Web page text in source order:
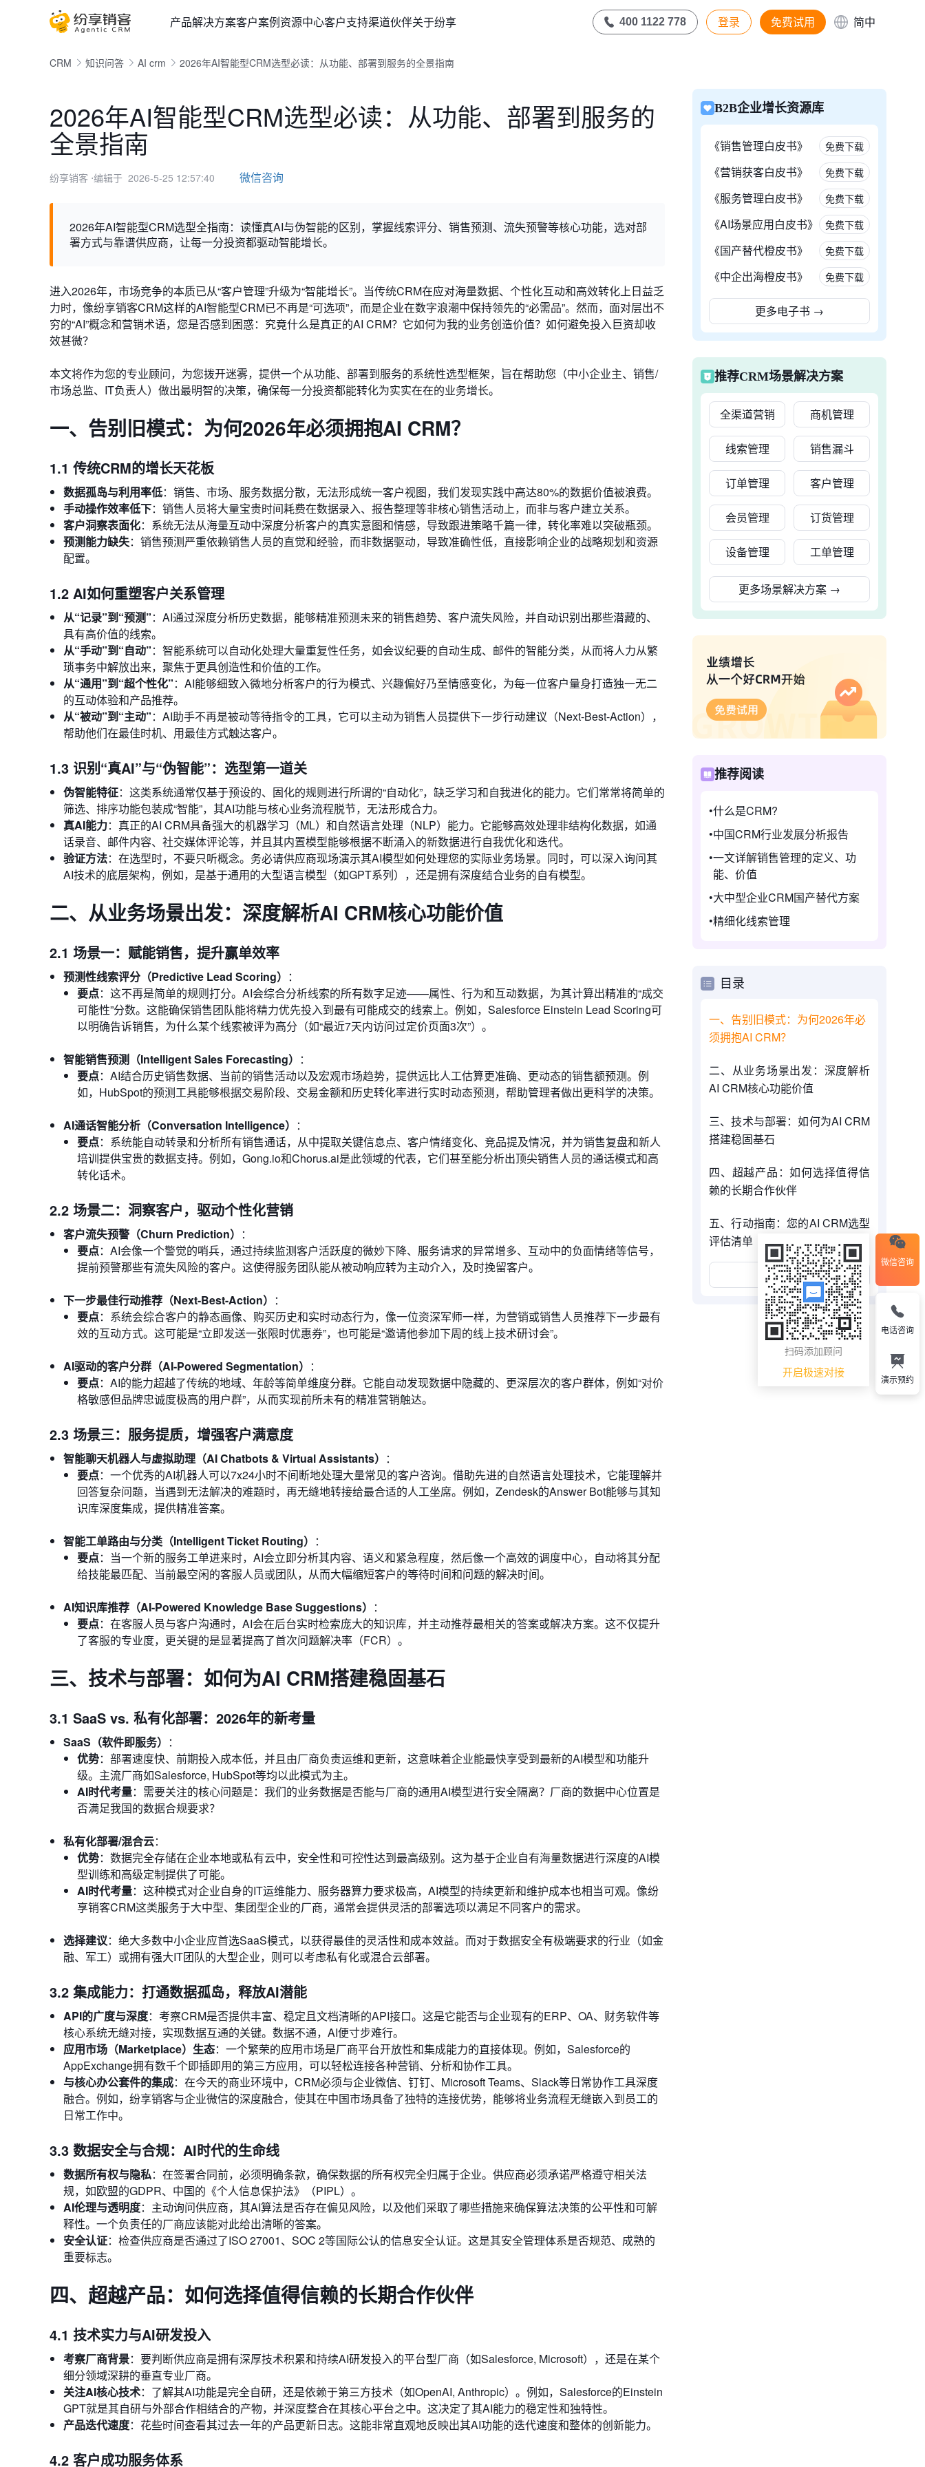
产品解决方案客户案例资源中心客户支持渠道伙伴关于纷享 400 1122 778 登录 免费试用 简中
CRM 知识问答 AI crm 2026年AI智能型CRM选型必读：从功能、部署到服务的全景指南
2026年AI智能型CRM选型必读：从功能、部署到服务的
全景指南
纷享销客 ⋅编辑于 2026-5-25 12:57:40 微信咨询
2026年AI智能型CRM选型全指南：读懂真AI与伪智能的区别，掌握线索评分、销售预测、流失预警等核心功能，选对部
署方式与靠谱供应商，让每一分投资都驱动智能增长。
进入2026年，市场竞争的本质已从“客户管理”升级为“智能增长”。当传统CRM在应对海量数据、个性化互动和高效转化上日益乏
力时，像纷享销客CRM这样的AI智能型CRM已不再是“可选项”，而是企业在数字浪潮中保持领先的“必需品”。然而，面对层出不
穷的“AI”概念和营销术语，您是否感到困惑：究竟什么是真正的AI CRM？它如何为我的业务创造价值？如何避免投入巨资却收
效甚微？
本文将作为您的专业顾问，为您拨开迷雾，提供一个从功能、部署到服务的系统性选型框架，旨在帮助您（中小企业主、销售/
市场总监、IT负责人）做出最明智的决策，确保每一分投资都能转化为实实在在的业务增长。
一、告别旧模式：为何2026年必须拥抱AI CRM？
1.1 传统CRM的增长天花板
数据孤岛与利用率低：销售、市场、服务数据分散，无法形成统一客户视图，我们发现实践中高达80%的数据价值被浪费。
手动操作效率低下：销售人员将大量宝贵时间耗费在数据录入、报告整理等非核心销售活动上，而非与客户建立关系。
客户洞察表面化：系统无法从海量互动中深度分析客户的真实意图和情感，导致跟进策略千篇一律，转化率难以突破瓶颈。
预测能力缺失：销售预测严重依赖销售人员的直觉和经验，而非数据驱动，导致准确性低，直接影响企业的战略规划和资源
配置。
1.2 AI如何重塑客户关系管理
从“记录”到“预测”：AI通过深度分析历史数据，能够精准预测未来的销售趋势、客户流失风险，并自动识别出那些潜藏的、
具有高价值的线索。
从“手动”到“自动”：智能系统可以自动化处理大量重复性任务，如会议纪要的自动生成、邮件的智能分类，从而将人力从繁
琐事务中解放出来，聚焦于更具创造性和价值的工作。
从“通用”到“超个性化”：AI能够细致入微地分析客户的行为模式、兴趣偏好乃至情感变化，为每一位客户量身打造独一无二
的互动体验和产品推荐。
从“被动”到“主动”：AI助手不再是被动等待指令的工具，它可以主动为销售人员提供下一步行动建议（Next-Best-Action），
帮助他们在最佳时机、用最佳方式触达客户。
1.3 识别“真AI”与“伪智能”：选型第一道关
伪智能特征：这类系统通常仅基于预设的、固化的规则进行所谓的“自动化”，缺乏学习和自我进化的能力。它们常常将简单的
筛选、排序功能包装成“智能”，其AI功能与核心业务流程脱节，无法形成合力。
真AI能力：真正的AI CRM具备强大的机器学习（ML）和自然语言处理（NLP）能力。它能够高效处理非结构化数据，如通
话录音、邮件内容、社交媒体评论等，并且其内置模型能够根据不断涌入的新数据进行自我优化和迭代。
验证方法：在选型时，不要只听概念。务必请供应商现场演示其AI模型如何处理您的实际业务场景。同时，可以深入询问其
AI技术的底层架构，例如，是基于通用的大型语言模型（如GPT系列），还是拥有深度结合业务的自有模型。
二、从业务场景出发：深度解析AI CRM核心功能价值
2.1 场景一：赋能销售，提升赢单效率
预测性线索评分（Predictive Lead Scoring） ：
要点：这不再是简单的规则打分。AI会综合分析线索的所有数字足迹——属性、行为和互动数据，为其计算出精准的“成交
可能性”分数。这能确保销售团队能将精力优先投入到最有可能成交的线索上。例如，Salesforce Einstein Lead Scoring可
以明确告诉销售，为什么某个线索被评为高分（如“最近7天内访问过定价页面3次”）。
智能销售预测（Intelligent Sales Forecasting） ：
要点：AI结合历史销售数据、当前的销售活动以及宏观市场趋势，提供远比人工估算更准确、更动态的销售额预测。例
如，HubSpot的预测工具能够根据交易阶段、交易金额和历史转化率进行实时动态预测，帮助管理者做出更科学的决策。
AI通话智能分析（Conversation Intelligence） ：
要点：系统能自动转录和分析所有销售通话，从中提取关键信息点、客户情绪变化、竞品提及情况，并为销售复盘和新人
培训提供宝贵的数据支持。例如，Gong.io和Chorus.ai是此领域的代表，它们甚至能分析出顶尖销售人员的通话模式和高
转化话术。
2.2 场景二：洞察客户，驱动个性化营销
客户流失预警（Churn Prediction） ：
要点：AI会像一个警觉的哨兵，通过持续监测客户活跃度的微妙下降、服务请求的异常增多、互动中的负面情绪等信号，
提前预警那些有流失风险的客户。这使得服务团队能从被动响应转为主动介入，及时挽留客户。
下一步最佳行动推荐（Next-Best-Action） ：
要点：系统会综合客户的静态画像、购买历史和实时动态行为，像一位资深军师一样，为营销或销售人员推荐下一步最有
效的互动方式。这可能是“立即发送一张限时优惠券”，也可能是“邀请他参加下周的线上技术研讨会”。
AI驱动的客户分群（AI-Powered Segmentation） ：
要点：AI的能力超越了传统的地域、年龄等简单维度分群。它能自动发现数据中隐藏的、更深层次的客户群体，例如“对价
格敏感但品牌忠诚度极高的用户群”，从而实现前所未有的精准营销触达。
2.3 场景三：服务提质，增强客户满意度
智能聊天机器人与虚拟助理（AI Chatbots & Virtual Assistants） ：
要点：一个优秀的AI机器人可以7x24小时不间断地处理大量常见的客户咨询。借助先进的自然语言处理技术，它能理解并
回答复杂问题，当遇到无法解决的难题时，再无缝地转接给最合适的人工坐席。例如，Zendesk的Answer Bot能够与其知
识库深度集成，提供精准答案。
智能工单路由与分类（Intelligent Ticket Routing） ：
要点：当一个新的服务工单进来时，AI会立即分析其内容、语义和紧急程度，然后像一个高效的调度中心，自动将其分配
给技能最匹配、当前最空闲的客服人员或团队，从而大幅缩短客户的等待时间和问题的解决时间。
AI知识库推荐（AI-Powered Knowledge Base Suggestions） ：
要点：在客服人员与客户沟通时，AI会在后台实时检索庞大的知识库，并主动推荐最相关的答案或解决方案。这不仅提升
了客服的专业度，更关键的是显著提高了首次问题解决率（FCR）。
三、技术与部署：如何为AI CRM搭建稳固基石
3.1 SaaS vs. 私有化部署：2026年的新考量
SaaS（软件即服务） ：
优势：部署速度快、前期投入成本低，并且由厂商负责运维和更新，这意味着企业能最快享受到最新的AI模型和功能升
级。主流厂商如Salesforce, HubSpot等均以此模式为主。
AI时代考量：需要关注的核心问题是：我们的业务数据是否能与厂商的通用AI模型进行安全隔离？厂商的数据中心位置是
否满足我国的数据合规要求？
私有化部署/混合云：
优势：数据完全存储在企业本地或私有云中，安全性和可控性达到最高级别。这为基于企业自有海量数据进行深度的AI模
型训练和高级定制提供了可能。
AI时代考量：这种模式对企业自身的IT运维能力、服务器算力要求极高，AI模型的持续更新和维护成本也相当可观。像纷
享销客CRM这类服务于大中型、集团型企业的厂商，通常会提供灵活的部署选项以满足不同客户的需求。
选择建议：绝大多数中小企业应首选SaaS模式，以获得最佳的灵活性和成本效益。而对于数据安全有极端要求的行业（如金
融、军工）或拥有强大IT团队的大型企业，则可以考虑私有化或混合云部署。
3.2 集成能力：打通数据孤岛，释放AI潜能
API的广度与深度：考察CRM是否提供丰富、稳定且文档清晰的API接口。这是它能否与企业现有的ERP、OA、财务软件等
核心系统无缝对接，实现数据互通的关键。数据不通，AI便寸步难行。
应用市场（Marketplace）生态：一个繁荣的应用市场是厂商平台开放性和集成能力的直接体现。例如，Salesforce的
AppExchange拥有数千个即插即用的第三方应用，可以轻松连接各种营销、分析和协作工具。
与核心办公套件的集成：在今天的商业环境中，CRM必须与企业微信、钉钉、Microsoft Teams、Slack等日常协作工具深度
融合。例如，纷享销客与企业微信的深度融合，使其在中国市场具备了独特的连接优势，能够将业务流程无缝嵌入到员工的
日常工作中。
3.3 数据安全与合规：AI时代的生命线
数据所有权与隐私：在签署合同前，必须明确条款，确保数据的所有权完全归属于企业。供应商必须承诺严格遵守相关法
规，如欧盟的GDPR、中国的《个人信息保护法》（PIPL）。
AI伦理与透明度：主动询问供应商，其AI算法是否存在偏见风险，以及他们采取了哪些措施来确保算法决策的公平性和可解
释性。一个负责任的厂商应该能对此给出清晰的答案。
安全认证：检查供应商是否通过了ISO 27001、SOC 2等国际公认的信息安全认证。这是其安全管理体系是否规范、成熟的
重要标志。
四、超越产品：如何选择值得信赖的长期合作伙伴
4.1 技术实力与AI研发投入
考察厂商背景：要判断供应商是拥有深厚技术积累和持续AI研发投入的平台型厂商（如Salesforce, Microsoft），还是在某个
细分领域深耕的垂直专业厂商。
关注AI核心技术：了解其AI功能是完全自研，还是依赖于第三方技术（如OpenAI, Anthropic）。例如，Salesforce的Einstein
GPT就是其自研与外部合作相结合的产物，并深度整合在其核心平台之中。这决定了其AI能力的稳定性和独特性。
产品迭代速度：花些时间查看其过去一年的产品更新日志。这能非常直观地反映出其AI功能的迭代速度和整体的创新能力。
4.2 客户成功服务体系
B2B企业增长资源库
《销售管理白皮书》 免费下载
《营销获客白皮书》 免费下载
《服务管理白皮书》 免费下载
《AI场景应用白皮书》 免费下载
《国产替代橙皮书》 免费下载
《中企出海橙皮书》 免费下载
更多电子书 →
推荐CRM场景解决方案
全渠道营销 商机管理
线索管理 销售漏斗
订单管理 客户管理
会员管理 订货管理
设备管理 工单管理
更多场景解决方案 →
推荐阅读
什么是CRM?
中国CRM行业发展分析报告
一文详解销售管理的定义、功
能、价值
大中型企业CRM国产替代方案
精细化线索管理
目录
一、告别旧模式：为何2026年必
须拥抱AI CRM？
二、从业务场景出发：深度解析
AI CRM核心功能价值
三、技术与部署：如何为AI CRM
搭建稳固基石
四、超越产品：如何选择值得信
赖的长期合作伙伴
五、行动指南：您的AI CRM选型
评估清单（Checklist）
展开更多
微信咨询
扫码添加顾问
开启极速对接
电话咨询
演示预约